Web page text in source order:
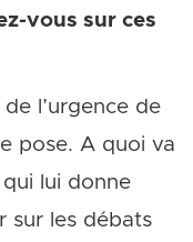
vous sur ces
l’urgence de
pose. A quoi va
lui donne
sur les débats